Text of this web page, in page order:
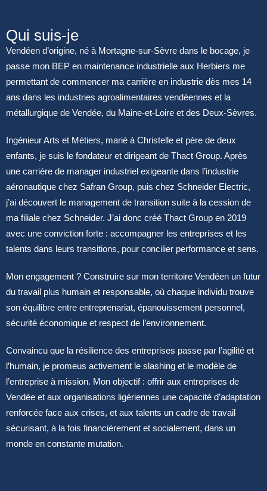
Qui suis-je
Vendéen d’origine, né à Mortagne-sur-Sèvre dans le bocage, je
passe mon BEP en maintenance industrielle aux Herbiers me
permettant de commencer ma carrière en industrie dès mes 14
ans dans les industries agroalimentaires vendéennes et la
métallurgique de Vendée, du Maine-et-Loire et des Deux-Sèvres.
Ingénieur Arts et Métiers, marié à Christelle et père de deux
enfants, je suis le fondateur et dirigeant de Thact Group. Après
une carrière de manager industriel exigeante dans l’industrie
aéronautique chez Safran Group, puis chez Schneider Electric,
j’ai découvert le management de transition suite à la cession de
ma filiale chez Schneider. J’ai donc créé Thact Group en 2019
avec une conviction forte : accompagner les entreprises et les
talents dans leurs transitions, pour concilier performance et sens.
Mon engagement ? Construire sur mon territoire Vendéen un futur
du travail plus humain et responsable, où chaque individu trouve
son équilibre entre entreprenariat, épanouissement personnel,
sécurité économique et respect de l’environnement.
Convaincu que la résilience des entreprises passe par l’agilité et
l’humain, je promeus activement le slashing et le modèle de
l’entreprise à mission. Mon objectif : offrir aux entreprises de
Vendée et aux organisations ligériennes une capacité d’adaptation
renforcée face aux crises, et aux talents un cadre de travail
sécurisant, à la fois financièrement et socialement, dans un
monde en constante mutation.